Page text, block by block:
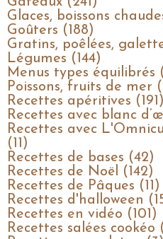
Glaces, boissons
Goûters (188)
Gratins, poêlées,
Légumes (144)
Menus types équilibrés
Poissons, fruits de mer
Recettes apéritives (191)
Recettes avec blanc
Recettes avec
(11)
Recettes de bases (42)
Recettes de Noël (142)
Recettes de Pâques (11)
Recettes d'halloween
Recettes en vidéo (101)
Recettes salées cookéo